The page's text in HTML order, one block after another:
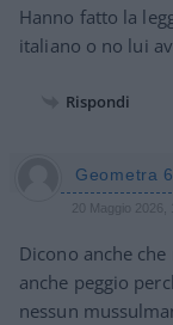
Hanno fatto la
italiano o no lui
Rispondi
Geometra
20 Maggio 2026,
Dicono anche
anche peggio
nessun